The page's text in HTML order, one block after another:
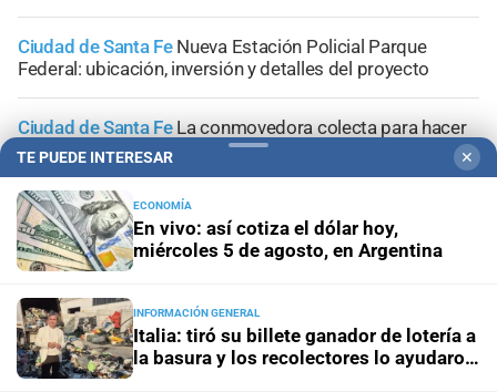
Ciudad de Santa Fe Nueva Estación Policial Parque
Federal: ubicación, inversión y detalles del proyecto
Ciudad de Santa Fe La conmovedora colecta para hacer
el piso a la casita donde viven dos niñas con saturnismo
TE PUEDE INTERESAR ✕
ECONOMÍA
En vivo: así cotiza el dólar hoy,
miércoles 5 de agosto, en Argentina
INFORMACIÓN GENERAL
Italia: tiró su billete ganador de lotería a
la basura y los recolectores lo ayudaron